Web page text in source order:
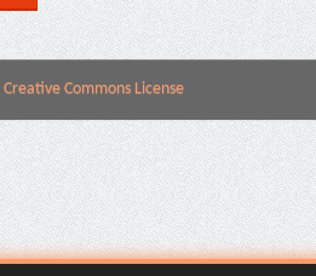
Creative Commons License